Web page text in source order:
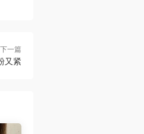
下一篇
又紧